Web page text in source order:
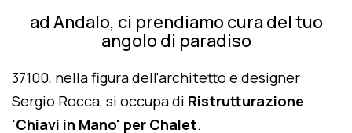
ad Andalo, ci prendiamo cura del tuo
angolo di paradiso
37100, nella figura dell'architetto e designer
Sergio Rocca, si occupa di Ristrutturazione
'Chiavi in Mano' per Chalet.